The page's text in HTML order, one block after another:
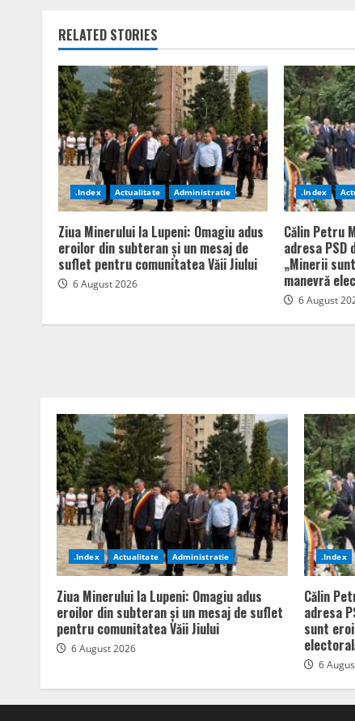
RELATED STORIES
.Index Actualitate Administratie
Ziua Minerului la Lupeni: Omagiu adus
eroilor din subteran și un mesaj de
suflet pentru comunitatea Văii Jiului
6 August 2026
.Index
Călin Petru
adresa PSD
„Minerii
manevră
6 August
.Index Actualitate Administratie
Ziua Minerului la Lupeni: Omagiu adus
eroilor din subteran și un mesaj de suflet
pentru comunitatea Văii Jiului
6 August 2026
.Index
Călin
adresa
sunt
6